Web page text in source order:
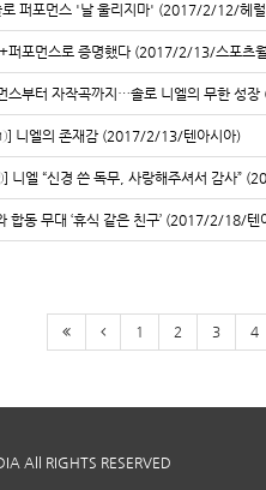
퍼포먼스 '날 울리지마' (2017/2/12/헤
퍼포먼스로 증명했다 (2017/2/13/스포츠
스부터 자작곡까지…솔로 니엘의 무한 성
①] 니엘의 존재감 (2017/2/13/텐아시아)
니엘 “신경 쓴 독무, 사랑해주셔서 감사”
합동 무대 ‘휴식 같은 친구’ (2017/2/18/텐
1 2 3 4
All RIGHTS RESERVED